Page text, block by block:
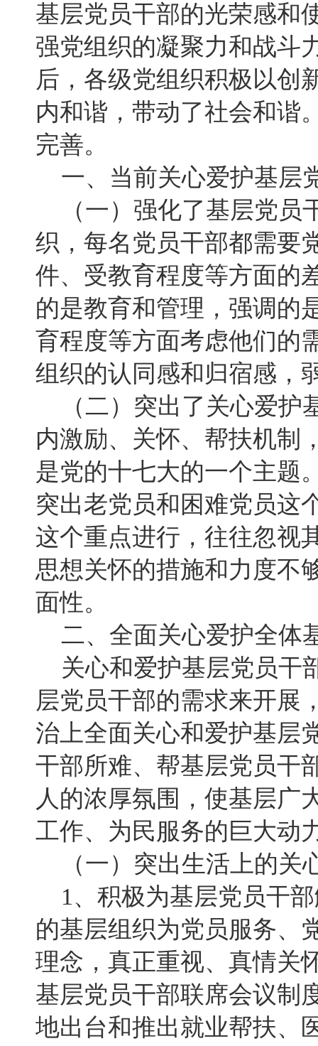
基层党员干部的光荣感和
强党组织的凝聚力和战斗
后，各级党组织积极以创
内和谐，带动了社会和谐
完善。
一、当前关心爱护基层
（一）强化了基层党员
织，每名党员干部都需要
件、受教育程度等方面的
的是教育和管理，强调的
育程度等方面考虑他们的
组织的认同感和归宿感，
（二）突出了关心爱护
内激励、关怀、帮扶机制
是党的十七大的一个主题
突出老党员和困难党员这
这个重点进行，往往忽视
思想关怀的措施和力度不
面性。
二、全面关心爱护全体
关心和爱护基层党员干
层党员干部的需求来开展
治上全面关心和爱护基层
干部所难、帮基层党员干
人的浓厚氛围，使基层广
工作、为民服务的巨大动
（一）突出生活上的关
1、积极为基层党员干部
的基层组织为党员服务、
理念，真正重视、真情关
基层党员干部联席会议制
地出台和推出就业帮扶、